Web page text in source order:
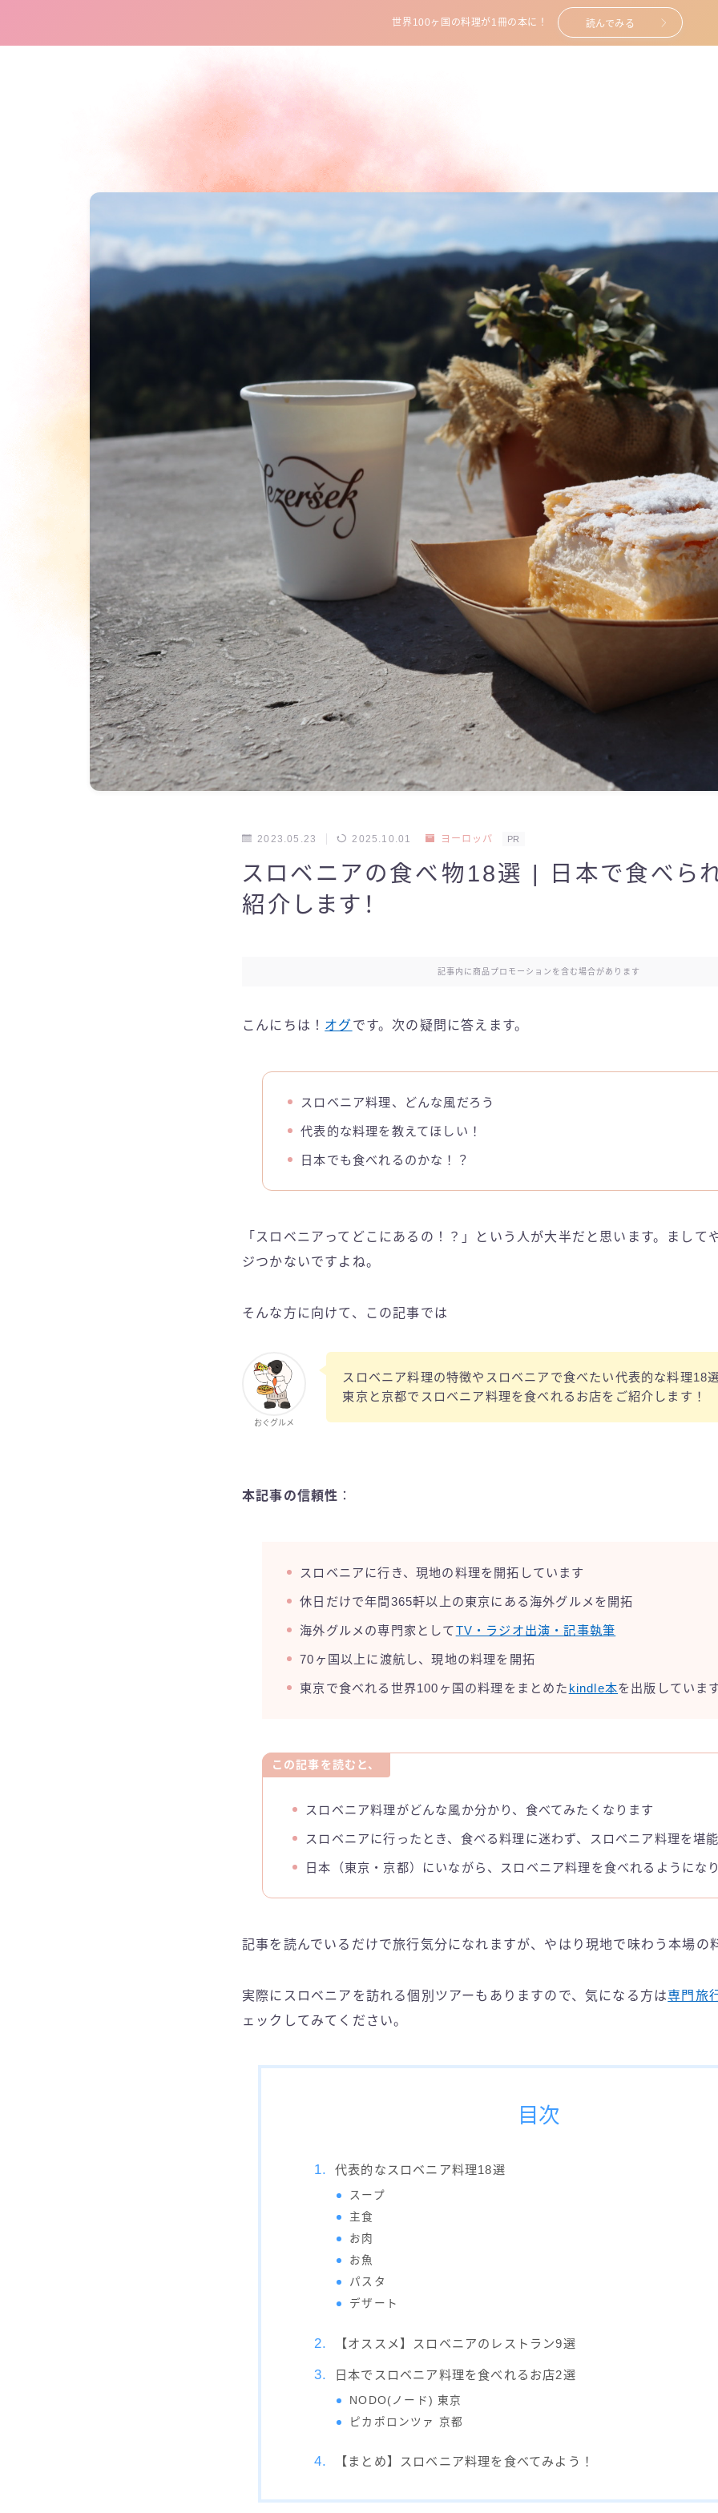
世界100ヶ国の料理が1冊の本に！ 読んでみる
2023.05.23 2025.10.01 ヨーロッパ PR
スロベニアの食べ物18選 | 日本で食べら
紹介します！
記事内に商品プロモーションを含む場合があります
こんにちは！ オグです。次の疑問に答えます。
スロベニア料理、どんな風だろう
代表的な料理を教えてほしい！
日本でも食べれるのかな！？
「スロベニアってどこにあるの！？」という人が大半だと思います。まして
ジつかないですよね。
そんな方に向けて、この記事では
おぐグルメ
スロベニア料理の特徴やスロベニアで食べたい代表的な料理18
東京と京都でスロベニア料理を食べれるお店をご紹介します！
本記事の信頼性 ：
スロベニアに行き、現地の料理を開拓しています
休日だけで年間365軒以上の東京にある海外グルメを開拓
海外グルメの専門家としてTV・ラジオ出演・記事執筆
70ヶ国以上に渡航し、現地の料理を開拓
東京で食べれる世界100ヶ国の料理をまとめた kindle本を出版していま
この記事を読むと、
スロベニア料理がどんな風か分かり、食べてみたくなります
スロベニアに行ったとき、食べる料理に迷わず、スロベニア料理を堪
日本（東京・京都）にいながら、スロベニア料理を食べれるようにな
記事を読んでいるだけで旅行気分になれますが、やはり現地で味わう本場の
実際にスロベニアを訪れる個別ツアーもありますので、気になる方は専門旅
ェックしてみてください。
目次
代表的なスロベニア料理18選
スープ
主食
お肉
お魚
パスタ
デザート
【オススメ】スロベニアのレストラン9選
日本でスロベニア料理を食べれるお店2選
NODO(ノード) 東京
ピカポロンツァ 京都
【まとめ】スロベニア料理を食べてみよう！